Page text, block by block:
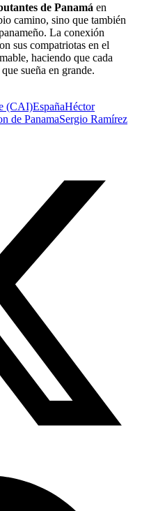
de Panamá en
camino, sino que también
La conexión
sus compatriotas en el
haciendo que cada
sueña en grande.
(CAI)EspañaHéctor
de PanamaSergio Ramírez